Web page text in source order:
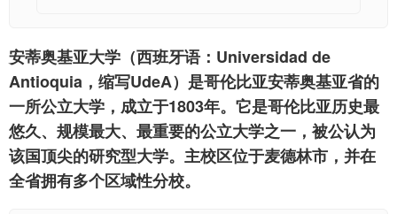
安蒂奥基亚大学（西班牙语：Universidad de
Antioquia，缩写UdeA）是哥伦比亚安蒂奥基亚省的
一所公立大学，成立于1803年。它是哥伦比亚历史最
悠久、规模最大、最重要的公立大学之一，被公认为
该国顶尖的研究型大学。主校区位于麦德林市，并在
全省拥有多个区域性分校。